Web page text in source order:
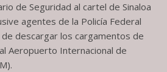
de Seguridad al cartel de Sinaloa
agentes de la Policía Federal
descargar los cargamentos de
Aeropuerto Internacional de